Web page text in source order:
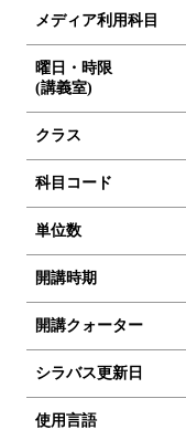
メディア利用科目
曜日・時限
(講義室)
クラス
科目コード
単位数
開講時期
開講クォーター
シラバス更新日
使用言語